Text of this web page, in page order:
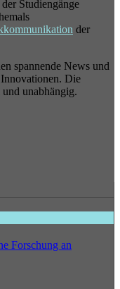
Studiengänge
der
spannende News und
Die
unabhängig.
Forschung an